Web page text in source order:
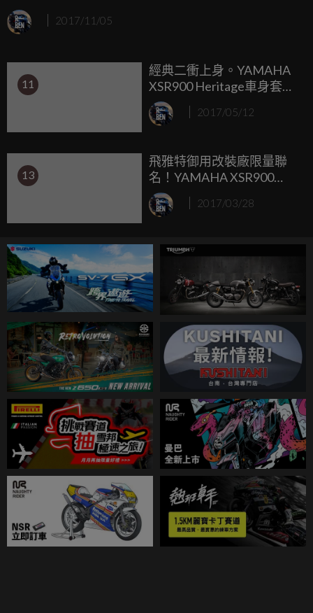
榮絕非前者莫屬，而提到APRILIA得特就不得不提那具緊湊
V4引擎，集中的重心綿密的動力，讓不知多少愛車人為之瘋
為鮮明的V-Twin猛獸，在去年的米蘭車展中APRILIA也為它
帶來的全新的大改款，不但動力更狂暴，電控更是全方面升
級，而這正是我們今天的主角Shiver 900...
2017/11/05
11
經典二衝上身。YAMAHA
XSR900 Heritage車身套件
發表
2017/05/12
13
飛雅特御用改裝廠限量聯
名！YAMAHA XSR900
Abarth
2017/03/28